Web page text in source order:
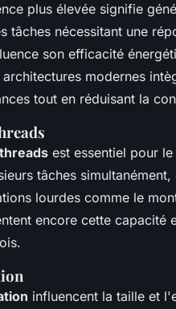
plus élevée signifie
tâches nécessitant une
son efficacité
modernes
tout en réduisant la
threads est essentiel pour
tâches
lourdes comme le
encore cette
influencent la taille et